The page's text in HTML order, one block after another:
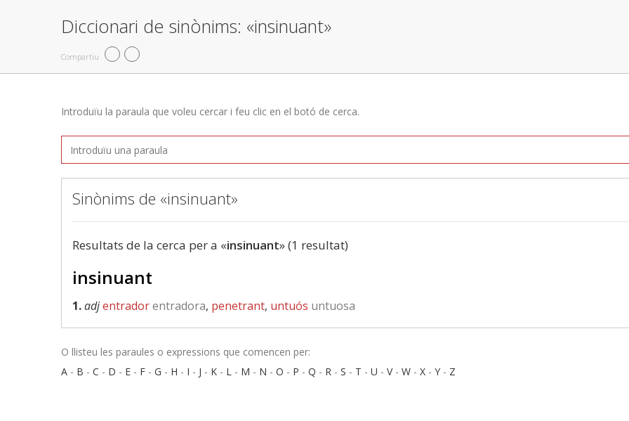
Diccionari de sinònims: «insinuant»
Compartiu
Introduïu la paraula que voleu cercar i feu clic en el botó de cerca.
Sinònims de «insinuant»
Resultats de la cerca per a «insinuant» (1 resultat)
insinuant
1.adjentradorentradora, penetrant, untuós untuosa
O llisteu les paraules o expressions que comencen per:
A - B - C - D - E - F - G - H - I - J - K - L - M - N - O - P - Q - R - S - T - U - V- W - X - Y - Z